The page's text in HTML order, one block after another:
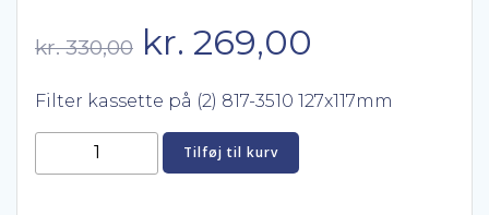
kr.330,00 Den
oprindelige
pris
kr. 269,00
aktuelle
Filter kassette på (2) 817-3510 127x117mm
Pleatco
Spa
Tilføj til kurv